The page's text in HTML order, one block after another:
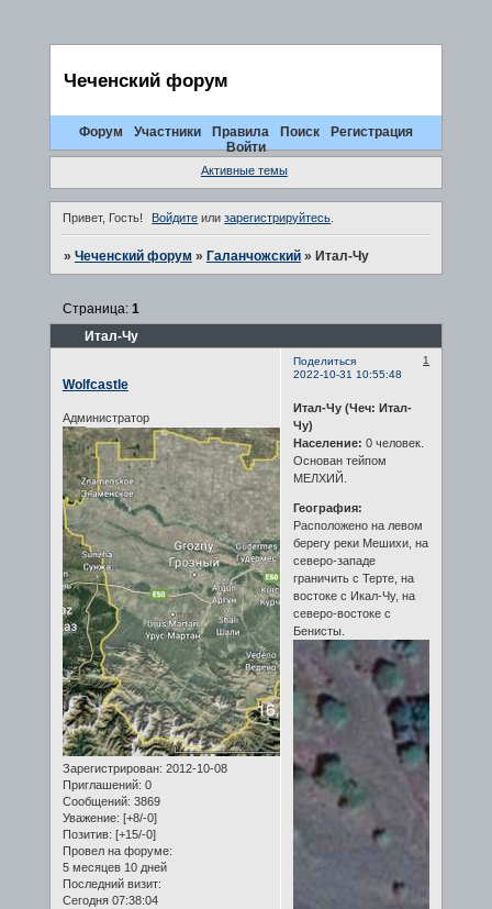
Чеченский форум
Форум Участники Правила Поиск
Регистрация
Войти
Активные темы
Привет, Гость! Войдите илизарегистрируйтесь.
» Чеченский форум » Галанчожский » Итал-Чу
Итал-Чу
Страница: 1
Поделиться
1
2022-10-31 10:55:48
Wolfcastle
Администратор
Зарегистрирован: 2012-10-08
Приглашений: 0
Сообщений: 3869
Уважение: [+8/-0]
Позитив: [+15/-0]
Провел на форуме:
5 месяцев 10 дней
Последний визит:
Сегодня 07:38:04
Итал-Чу (Чеч: Итал-
Чу)
Население: 0 человек.
Основан тейпом
МЕЛХИЙ.
География:
Расположено на левом
берегу реки Мешихи, на
северо-западе
граничить с Терте, на
востоке с Икал-Чу, на
северо-востоке с
Бенисты.